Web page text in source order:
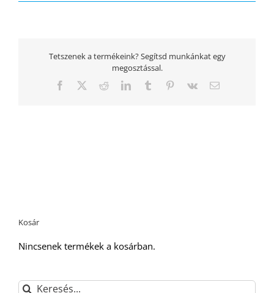
Tetszenek a termékeink? Segítsd munkánkat egy
megosztással.
Facebook
TwitterRedditLinkedInTumblr Pinterest
Vk Email:
Kosár
Nincsenek termékek a kosárban.
Keresés...